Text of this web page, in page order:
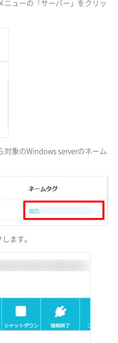
ニューの「サーバー」をクリッ
対象のWindows serverのネーム
ます。